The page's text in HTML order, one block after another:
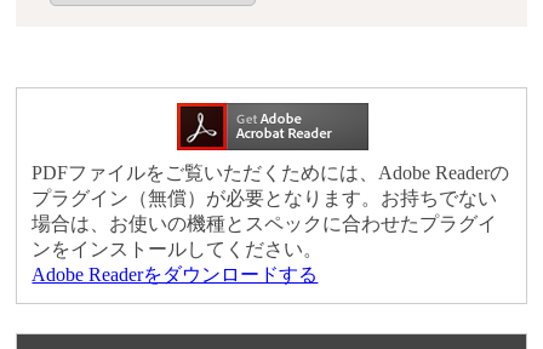
PDFファイルをご覧いただくためには、Adobe Readerの
プラグイン（無償）が必要となります。お持ちでない
場合は、お使いの機種とスペックに合わせたプラグイ
ンをインストールしてください。
Adobe Readerをダウンロードする